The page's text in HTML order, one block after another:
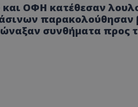
ΟΦΗ κατέθεσαν
παρακολούθησαν
συνθήματα προς